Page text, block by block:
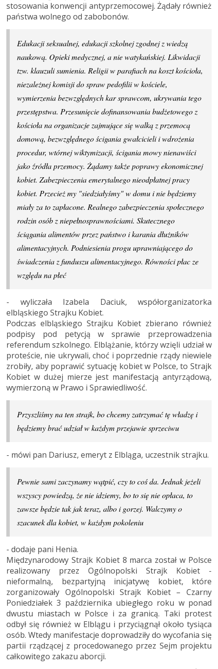
stosowania konwencji antyprzemocowej. Żądały również
państwa wolnego od zabobonów.
Edukacji seksualnej, edukacji szkolnej zgodnej z wiedzą
naukową. Opieki medycznej, a nie watykańskiej. Likwidacji
tzw. klauzuli sumienia. Religii w parafiach na koszt kościoła,
niezależnej komisji do spraw pedofilii w kościele,
wymierzenia bezwzględnych kar sprawcom, ukrywania tego
przestępstwa. Przesunięcie dofinansowania budżetowego z
kościoła na organizacje zajmujące się walką z przemocą
domową, bezwzględnego ścigania gwałcicieli i wdrożenia
procedur, wtórnej wiktymizacji, ścigania mowy nienawiści
jako źródła przemocy. Żądamy także poprawy ekonomicznej
kobiet. Zabezpieczenia emerytalnego nieodpłatnej pracy
kobiet. Przecież my "siedziałyśmy"w domu i nie będziemy
miały za to zapłacone. Realnego zabezpieczenia społecznego
rodzin osób z niepełnosprawnościami. Skutecznego
ściągania alimentów przez państwo i karania dłużników
alimentacyjnych. Podniesienia progu uprawniającego do
świadczenia z funduszu alimentacyjnego. Równości płac ze
względu napłeć
- wyliczała Izabela Daciuk, współorganizatorka
elbląskiego Strajku Kobiet.
Podczas elbląskiego Strajku Kobiet zbierano również
podpisy pod petycją w sprawie przeprowadzenia
referendum szkolnego. Elblążanie, którzy wzięli udział w
proteście, nie ukrywali, choć i poprzednie rządy niewiele
zrobiły, aby poprawić sytuację kobiet w Polsce, to Strajk
Kobiet w dużej mierze jest manifestacją antyrządową,
wymierzoną w Prawo i Sprawiedliwość.
Przyszliśmy na ten strajk, bo chcemy zatrzymać tę władzę i
będziemy brać udział w każdym przejawiesprzeciwu
- mówi pan Dariusz, emeryt z Elbląga, uczestnik strajku.
Pewnie sami zaczynamy wątpić, czy to coś da. Jednak jeżeli
wszyscy powiedzą, że nie idziemy, bo to się nie opłaca, to
zawsze będzie tak jak teraz, albo i gorzej. Walczymy o
szacunek dla kobiet, w każdym pokoleniu
- dodaje pani Henia.
Międzynarodowy Strajk Kobiet 8 marca został w Polsce
realizowany przez Ogólnopolski Strajk Kobiet -
nieformalną, bezpartyjną inicjatywę kobiet, które
zorganizowały Ogólnopolski Strajk Kobiet – Czarny
Poniedziałek 3 października ubiegłego roku w ponad
dwustu miastach w Polsce i za granicą. Taki protest
odbył się również w Elblągu i przyciągnął około tysiąca
osób. Wtedy manifestacje doprowadziły do wycofania się
partii rządzącej z procedowanego przez Sejm projektu
całkowitego zakazu aborcji.